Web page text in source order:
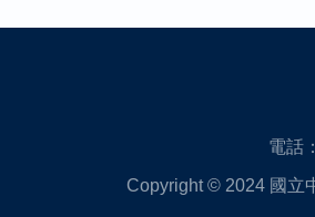
電話
Copyright © 2024 國立